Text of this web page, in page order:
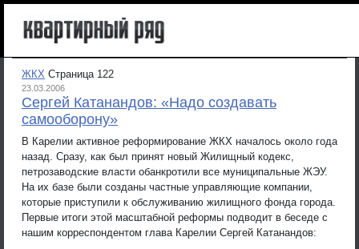
ЖКХ Страница 122
23.03.2006
Сергей Катанандов: «Надо создавать
самооборону»
В Карелии активное реформирование ЖКХ началось около года
назад. Сразу, как был принят новый Жилищный кодекс,
петрозаводские власти обанкротили все муниципальные ЖЭУ.
На их базе были созданы частные управляющие компании,
которые приступили к обслуживанию жилищного фонда города.
Первые итоги этой масштабной реформы подводит в беседе с
нашим корреспондентом глава Карелии Сергей Катанандов: